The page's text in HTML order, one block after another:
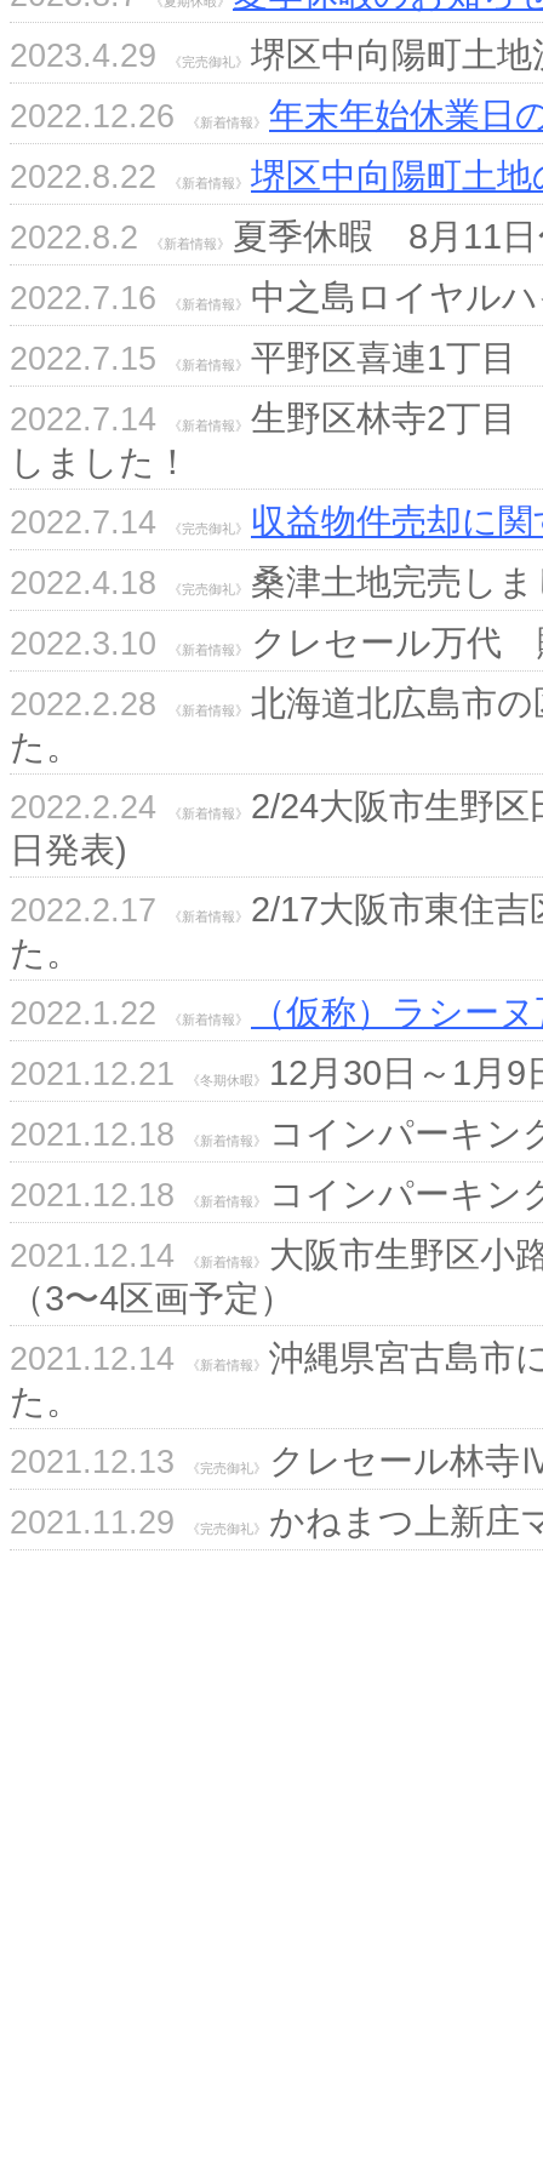
2023.4.29 《完売御礼》 堺区中向陽町土
2022.12.26 《新着情報》 年末年始休業日
2022.8.22 《新着情報》 堺区中向陽町土
2022.8.2 《新着情報》 夏季休暇 8月11日
2022.7.16 《新着情報》 中之島ロイヤル
2022.7.15 《新着情報》 平野区喜連1丁
2022.7.14 《新着情報》
生野区林寺2丁
しました！
2022.7.14 《完売御礼》 収益物件売却に
2022.4.18 《完売御礼》 桑津土地完売し
2022.3.10 《新着情報》 クレセール万代
2022.2.28 《新着情報》
北海道北広島市
た。
2022.2.24 《新着情報》
2/24大阪市生野
日発表)
2022.2.17 《新着情報》
2/17大阪市東住
た。
2022.1.22 《新着情報》 （仮称）ラシー
2021.12.21 《冬期休暇》 12月30日～1月
2021.12.18 《新着情報》 コインパーキン
2021.12.18 《新着情報》 コインパーキン
2021.12.14 《新着情報》
大阪市生野区小
（3〜4区画予定）
2021.12.14 《新着情報》
沖縄県宮古島市
た。
2021.12.13 《完売御礼》 クレセール林寺
2021.11.29 《完売御礼》 かねまつ上新庄